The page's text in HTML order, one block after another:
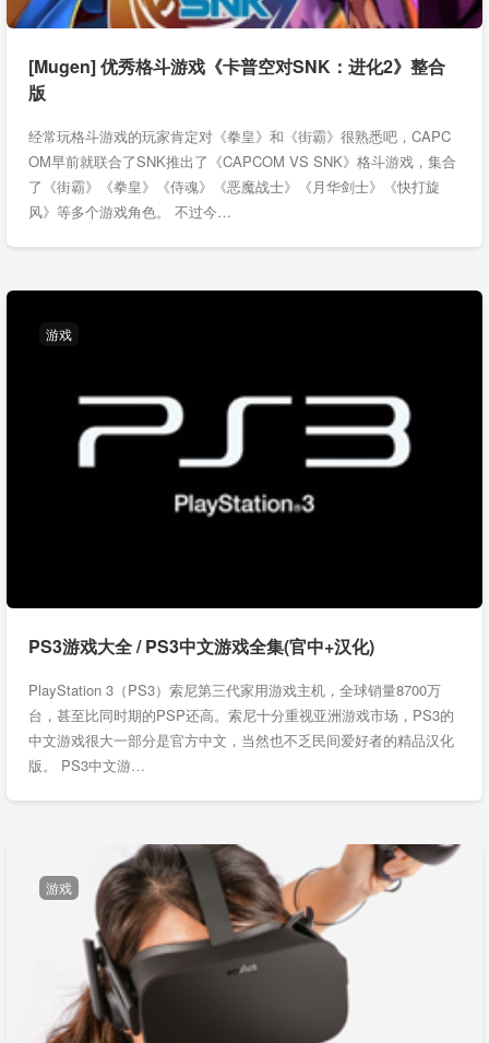
[Mugen] 优秀格斗游戏《卡普空对SNK：进化2》整合
版
经常玩格斗游戏的玩家肯定对《拳皇》和《街霸》很熟悉吧，CAPC
OM早前就联合了SNK推出了《CAPCOM VS SNK》格斗游戏，集合
了《街霸》《拳皇》《侍魂》《恶魔战士》《月华剑士》《快打旋
风》等多个游戏角色。 不过今…
游戏
PS3游戏大全 / PS3中文游戏全集(官中+汉化)
PlayStation 3（PS3）索尼第三代家用游戏主机，全球销量8700万
台，甚至比同时期的PSP还高。索尼十分重视亚洲游戏市场，PS3的
中文游戏很大一部分是官方中文，当然也不乏民间爱好者的精品汉化
版。 PS3中文游…
游戏